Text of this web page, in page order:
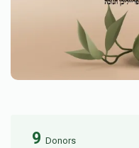
9 Donors